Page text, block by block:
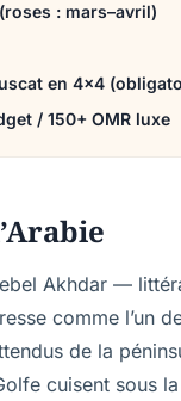
: mars–avril)
en 4x4
/ 150+ OMR luxe
Akhdar —
comme l’un
de la
cuisent sous